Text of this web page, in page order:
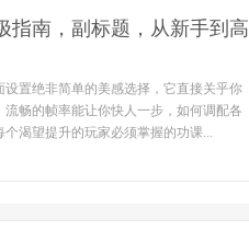
指南，副标题，从新手到高
置绝非简单的美感选择，它直接关乎你
畅的帧率能让你快人一步，如何调配各
渴望提升的玩家必须掌握的功课...